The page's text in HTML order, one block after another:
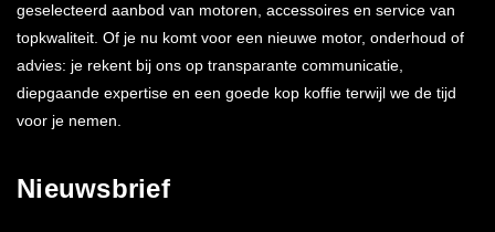
geselecteerd aanbod van motoren, accessoires en service van
topkwaliteit. Of je nu komt voor een nieuwe motor, onderhoud of
advies: je rekent bij ons op transparante communicatie,
diepgaande expertise en een goede kop koffie terwijl we de tijd
voor je nemen.
Nieuwsbrief